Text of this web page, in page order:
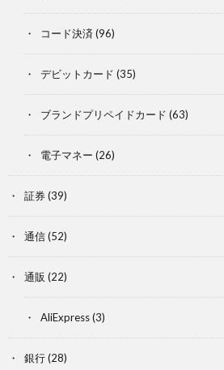
コード決済 (96)
デビットカード (35)
ブランドプリペイドカード (63)
電子マネー (26)
証券(39)
通信(52)
通販 (22)
AliExpress(3)
銀行(28)